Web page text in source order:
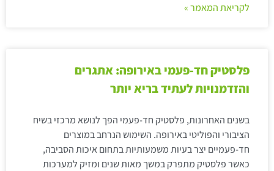
לקריאת המאמר »
פלסטיק חד-פעמי באירופה: אתגרים
והזדמנויות לעתיד בריא יותר
בשנים האחרונות, פלסטיק חד-פעמי הפך לנושא מרכזי בשיח
הציבורי והפוליטי באירופה. השימוש הנרחב במוצרים
חד-פעמיים יצר בעיות משמעותיות בתחום איכות הסביבה,
כאשר פלסטיק מתפרק במשך מאות שנים ומזיק למערכות